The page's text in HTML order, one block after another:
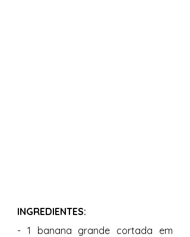
INGREDIENTES:
- 1 banana grande cortada em